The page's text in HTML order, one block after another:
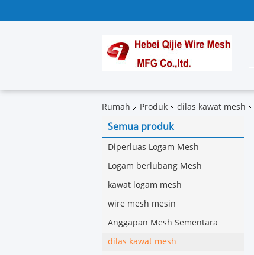
Rumah Produk dilas kawat mesh
Semua produk
Diperluas Logam Mesh
Logam berlubang Mesh
kawat logam mesh
wire mesh mesin
Anggapan Mesh Sementara
dilas kawat mesh